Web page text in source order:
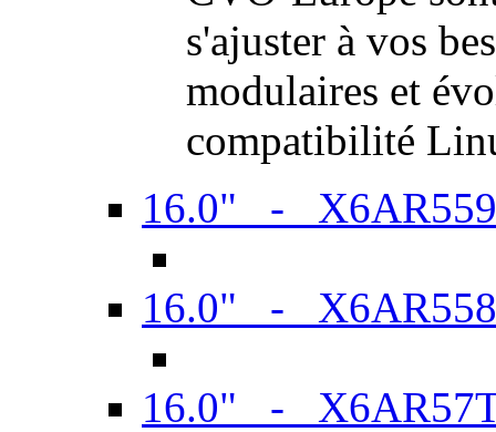
s'ajuster à vos
modulaires et
compatibilité
16.0" -
16.0" -
16.0" -